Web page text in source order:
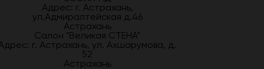
Адрес: г. Астрахань,
ул.Адмиралтейская д.46
Астрахань
Салон "Великая СТЕНА"
г. Астрахань, ул. Ахшарумова, д.
52
Астрахань